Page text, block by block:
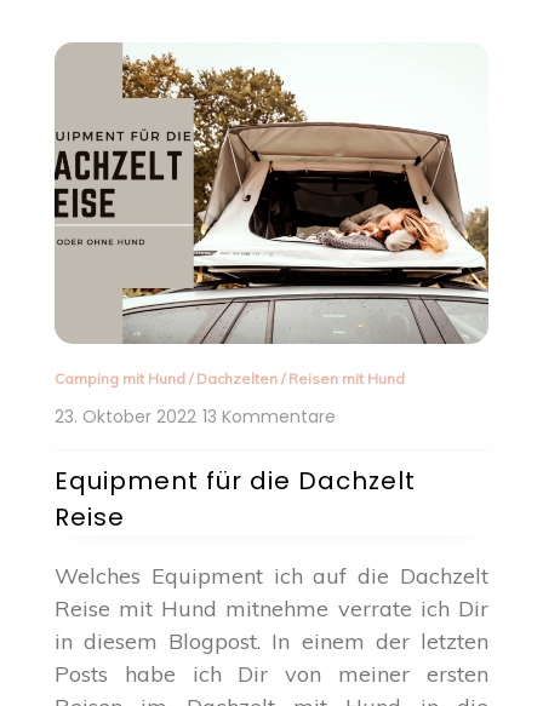
Camping mit Hund/ Dachzelten/ Reisen mit Hund
23. Oktober 2022 13 Kommentarezu
für
die
Equipment für die Dachzelt
Reise
Welches Equipment ich auf die Dachzelt
Reise mit Hund mitnehme verrate ich Dir
in diesem Blogpost. In einem der letzten
Posts habe ich Dir von meiner ersten